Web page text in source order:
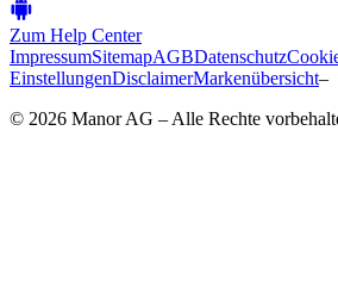
Zum Help Center
ImpressumSitemapAGBDatenschutz
EinstellungenDisclaimerMarkenübersicht–
© 2026 Manor AG – Alle Rechte